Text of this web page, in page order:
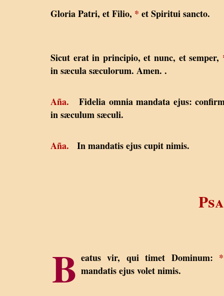
Gloria Patri, et Filio, * et Spiritui sancto.
Sicut erat in principio, et nunc, et semper,
in sæcula sæculorum. Amen. .
Aña. Fidelia omnia mandata ejus:
in sæculum sæculi.
Aña. In mandatis ejus cupit nimis.
B eatus vir, qui timet Dominum: *
mandatis ejus volet nimis.